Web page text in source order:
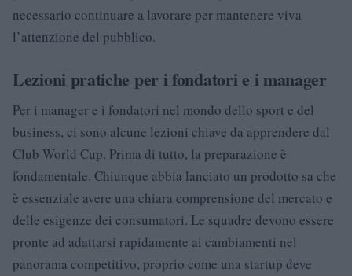
necessario continuare a lavorare per mantenere viva
l’attenzione del pubblico.
Lezioni pratiche per i fondatori e i manager
Per i manager e i fondatori nel mondo dello sport e del
business, ci sono alcune lezioni chiave da apprendere dal
Club World Cup. Prima di tutto, la preparazione è
fondamentale. Chiunque abbia lanciato un prodotto sa che
è essenziale avere una chiara comprensione del mercato e
delle esigenze dei consumatori. Le squadre devono essere
pronte ad adattarsi rapidamente ai cambiamenti nel
panorama competitivo, proprio come una startup deve